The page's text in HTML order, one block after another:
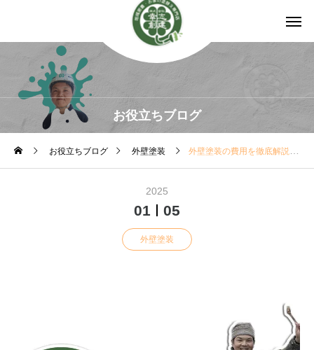
お役立ちブログ
お役立ちブログ 外壁塗装 外壁塗装の費用を徹底解説！リフォームとメンテナンスで知っておくべきポイント
2025
01 05
外壁塗装